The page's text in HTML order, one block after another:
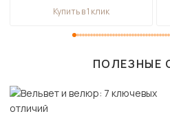
Купить в 1 клик
ПОЛЕЗНЫЕ